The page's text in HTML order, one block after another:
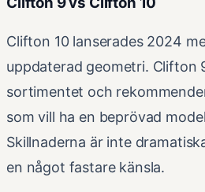
Clifton 10 lanserades 2024
uppdaterad geometri. Clifton
sortimentet och
som vill ha en beprövad
Skillnaderna är inte
en något fastare känsla.